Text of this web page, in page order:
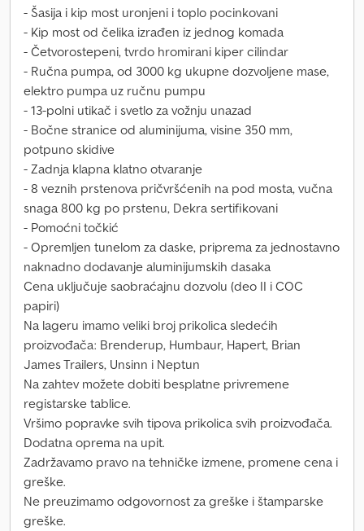
- Šasija i kip most uronjeni i toplo pocinkovani
- Kip most od čelika izrađen iz jednog komada
- Četvorostepeni, tvrdo hromirani kiper cilindar
- Ručna pumpa, od 3000 kg ukupne dozvoljene mase,
elektro pumpa uz ručnu pumpu
- 13-polni utikač i svetlo za vožnju unazad
- Bočne stranice od aluminijuma, visine 350 mm,
potpuno skidive
- Zadnja klapna klatno otvaranje
- 8 veznih prstenova pričvršćenih na pod mosta, vučna
snaga 800 kg po prstenu, Dekra sertifikovani
- Pomoćni točkić
- Opremljen tunelom za daske, priprema za jednostavno
naknadno dodavanje aluminijumskih dasaka
Cena uključuje saobraćajnu dozvolu (deo II i COC
papiri)
Na lageru imamo veliki broj prikolica sledećih
proizvođača: Brenderup, Humbaur, Hapert, Brian
James Trailers, Unsinn i Neptun
Na zahtev možete dobiti besplatne privremene
registarske tablice.
Vršimo popravke svih tipova prikolica svih proizvođača.
Dodatna oprema na upit.
Zadržavamo pravo na tehničke izmene, promene cena i
greške.
Ne preuzimamo odgovornost za greške i štamparske
greške.